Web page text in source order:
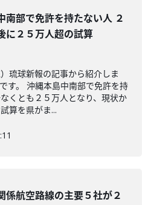
南部で免許を持たない人 ２
に２５万人超の試算
琉球新報の記事から紹介しま
す。 沖縄本島中南部で免許を持
くとも２５万人となり、現状か
算を県がま...
係航空路線の主要５社が２